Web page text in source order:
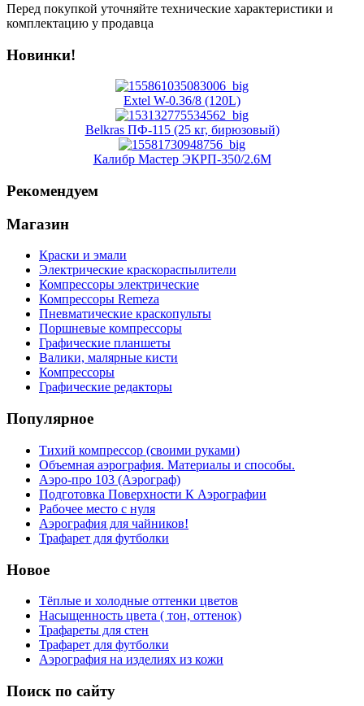
Перед покупкой уточняйте технические характеристики и
комплектацию у продавца
Новинки!
Extel W-0.36/8 (120L)
Belkras ПФ-115 (25 кг, бирюзовый)
Калибр Мастер ЭКРП-350/2.6М
Рекомендуем
Магазин
Краски и эмали
Электрические краскораспылители
Компрессоры электрические
Компрессоры Remeza
Пневматические краскопульты
Поршневые компрессоры
Графические планшеты
Валики, малярные кисти
Компрессоры
Графические редакторы
Популярное
Тихий компрессор (своими руками)
Объемная аэрография. Материалы и способы.
Аэро-про 103 (Аэрограф)
Подготовка Поверхности К Аэрографии
Рабочее место с нуля
Аэрография для чайников!
Трафарет для футболки
Новое
Тёплые и холодные оттенки цветов
Насыщенность цвета ( тон, оттенок)
Трафареты для стен
Трафарет для футболки
Аэрография на изделиях из кожи
Поиск по сайту